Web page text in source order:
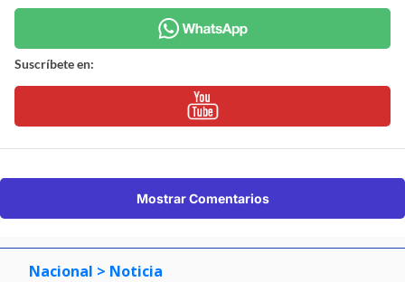
Suscríbete en:
Mostrar Comentarios
Nacional > Noticia